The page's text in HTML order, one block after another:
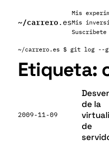
~/carrero.es
Mis
Mis
Suscribete
~/carrero.es $ git log --
Etiqueta:
2009-11-09
de la
de